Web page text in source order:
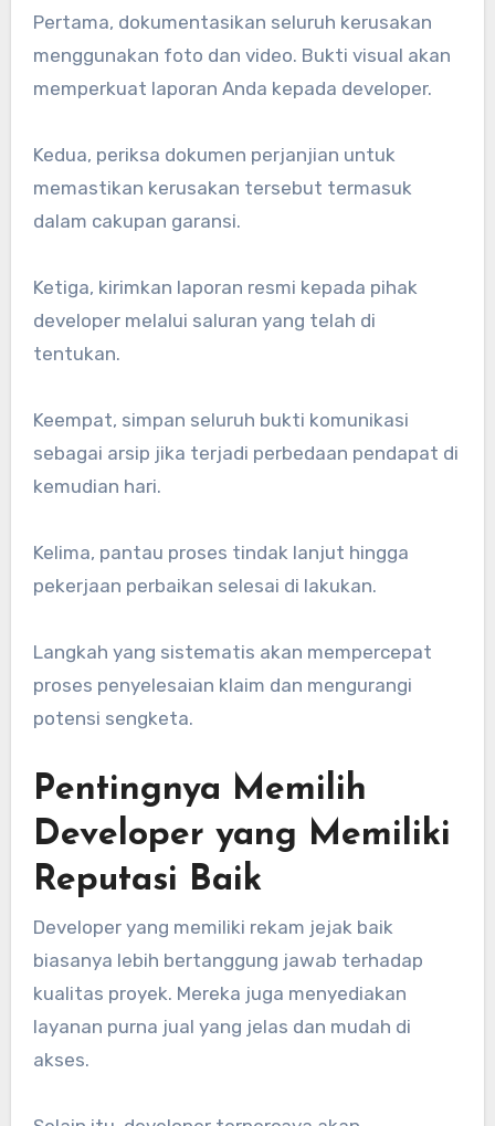
Pertama, dokumentasikan seluruh kerusakan
menggunakan foto dan video. Bukti visual akan
memperkuat laporan Anda kepada developer.
Kedua, periksa dokumen perjanjian untuk
memastikan kerusakan tersebut termasuk
dalam cakupan garansi.
Ketiga, kirimkan laporan resmi kepada pihak
developer melalui saluran yang telah di
tentukan.
Keempat, simpan seluruh bukti komunikasi
sebagai arsip jika terjadi perbedaan pendapat di
kemudian hari.
Kelima, pantau proses tindak lanjut hingga
pekerjaan perbaikan selesai di lakukan.
Langkah yang sistematis akan mempercepat
proses penyelesaian klaim dan mengurangi
potensi sengketa.
Pentingnya Memilih
Developer yang Memiliki
Reputasi Baik
Developer yang memiliki rekam jejak baik
biasanya lebih bertanggung jawab terhadap
kualitas proyek. Mereka juga menyediakan
layanan purna jual yang jelas dan mudah di
akses.